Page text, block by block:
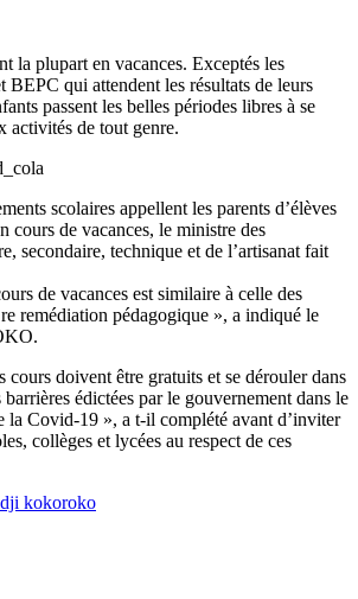
la plupart en vacances. Exceptés les
BEPC qui attendent les résultats de leurs
passent les belles périodes libres à se
activités de tout genre.
scolaires appellent les parents d’élèves
cours de vacances, le ministre des
secondaire, technique et de l’artisanat fait
de vacances est similaire à celle des
remédiation pédagogique », a indiqué le
cours doivent être gratuits et se dérouler dans
barrières édictées par le gouvernement dans le
la Covid-19 », a t-il complété avant d’inviter
collèges et lycées au respect de ces
kokoroko